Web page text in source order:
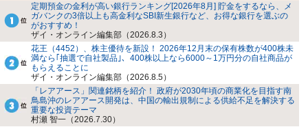
定期預金の金利が高い銀行ランキング[2026年8月] 貯金をするなら、メ
ガバンクの3倍以上も高金利なSBI新生銀行など、お得な銀行を選ぶの
がおすすめ！
ザイ・オンライン編集部（2026.8.3）
花王（4452）、株主優待を新設！ 2026年12月末の保有株数が400株未
満なら｢抽選で自社製品｣、400株以上なら6000～1万円分の自社商品が
もらえることに
ザイ・オンライン編集部（2026.8.5）
「レアアース」関連銘柄を紹介！ 政府が2030年頃の商業化を目指す南
鳥島沖のレアアース開発は、中国の輸出規制による供給不足を解決する
重要な投資テーマ
村瀬 智一（2026.7.30）